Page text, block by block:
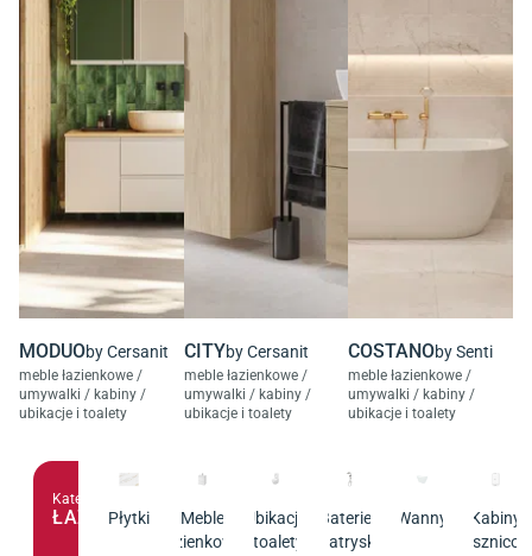
MODUOby Cersanit
meble łazienkowe /
umywalki / kabiny /
ubikacje i toalety
CITYby Cersanit
meble łazienkowe /
umywalki / kabiny /
ubikacje i toalety
COSTANOby Senti
meble łazienkowe /
umywalki / kabiny /
ubikacje i toalety
Kategoria
ŁAZIENKA
Płytki
Meble
łazienkowe
Ubikacje
i toalety
Baterie i
natryski
Wanny
Kabiny